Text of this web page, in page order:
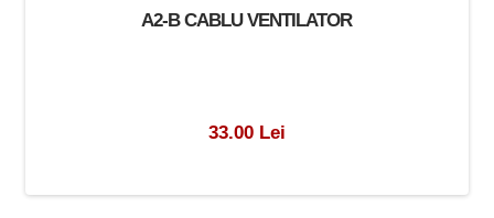
A2-B CABLU VENTILATOR
33.00 Lei